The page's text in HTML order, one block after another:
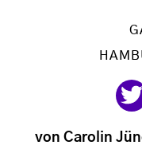
von Carolin